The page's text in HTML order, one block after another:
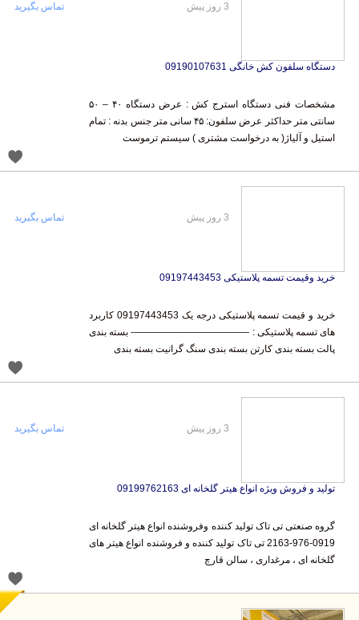
دستگاه سلفون کش خانگی 09190107631
مشخصات فنی دستگاه استرج کش : عرض دستگاه ۴۰ – ۵۰
سانتی متر حداکثر عرض سلفون: ۴۵ سانی متر جنس بدنه : تمام
استیل و آلیاژ( به درخواست مشتری ) سیستم ترموست
تماس بگیرید
خرید وقیمت تسمه پلاستیکی 09197443453
خرید و قیمت تسمه پلاستیکی درجه یک 09197443453 کاربرد
های تسمه پلاستیکی : ————————————- بسته بندی
پالت بسته بندی کارتن بسته بندی سنگ گرانیت بسته بندی
تماس بگیرید
تولید و فروش ویژه انواع هیتر گلخانه ای 09199762163
گروه صنعتی تی تاک تولید کننده وفروشنده انواع هیتر گلخانه ای
0919-976-2163 تی تاک تولید کننده و فروشنده انواع هیتر های
گلخانه ای ، مرغداری ، سالن قارچ
تماس بگیرید